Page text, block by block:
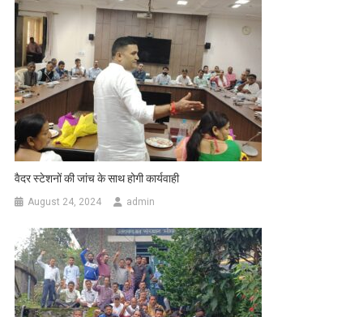
वैदर स्टेशनों की जांच के साथ होगी कार्यवाही
August 24, 2024 admin